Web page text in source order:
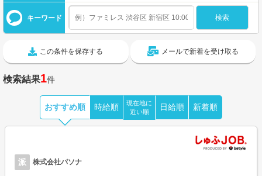
キーワード
この条件を保存する メールで新着を受け取る
検索結果1件
おすすめ順 時給順
現在地に
近い順
日給順 新着順
派 株式会社パソナ